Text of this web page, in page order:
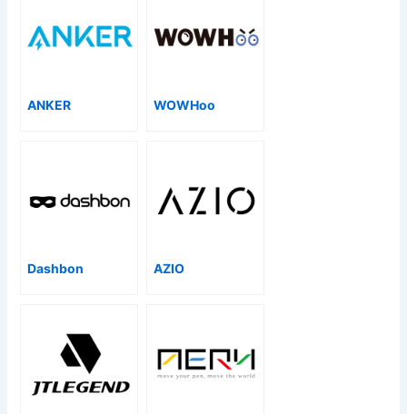
ANKER WOWHoo
Dashbon AZIO